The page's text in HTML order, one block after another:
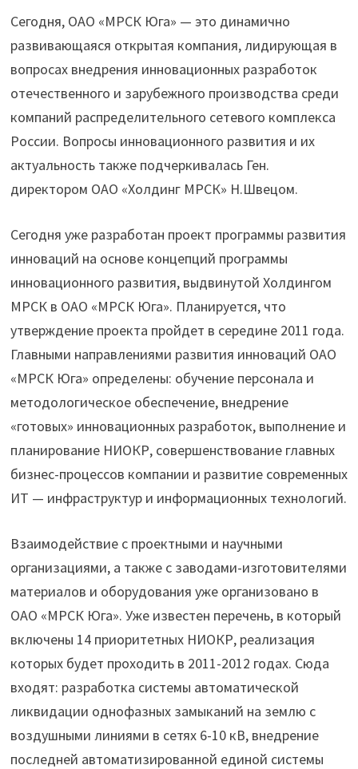
Сегодня, ОАО «МРСК Юга» — это динамично
развивающаяся открытая компания, лидирующая в
вопросах внедрения инновационных разработок
отечественного и зарубежного производства среди
компаний распределительного сетевого комплекса
России. Вопросы инновационного развития и их
актуальность также подчеркивалась Ген.
директором ОАО «Холдинг МРСК» Н.Швецом.
Сегодня уже разработан проект программы развития
инноваций на основе концепций программы
инновационного развития, выдвинутой Холдингом
МРСК в ОАО «МРСК Юга». Планируется, что
утверждение проекта пройдет в середине 2011 года.
Главными направлениями развития инноваций ОАО
«МРСК Юга» определены: обучение персонала и
методологическое обеспечение, внедрение
«готовых» инновационных разработок, выполнение и
планирование НИОКР, совершенствование главных
бизнес-процессов компании и развитие современных
ИТ — инфраструктур и информационных технологий.
Взаимодействие с проектными и научными
организациями, а также с заводами-изготовителями
материалов и оборудования уже организовано в
ОАО «МРСК Юга». Уже известен перечень, в который
включены 14 приоритетных НИОКР, реализация
которых будет проходить в 2011-2012 годах. Сюда
входят: разработка системы автоматической
ликвидации однофазных замыканий на землю с
воздушными линиями в сетях 6-10 кВ, внедрение
последней автоматизированной единой системы